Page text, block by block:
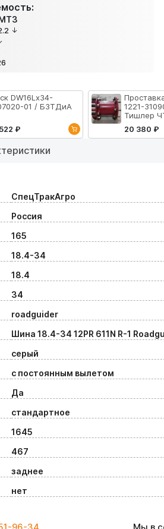
DW16Lx34-
01 / БЗТДиА
₽
1221-
Тишлер
20 380 ₽
СпецТракАгро
Россия
165
18.4-34
18.4
34
roadguider
Шина 18.4-34 12PR 611N R-1
серый
с постоянным вылетом
Да
стандартное
1645
467
заднее
нет